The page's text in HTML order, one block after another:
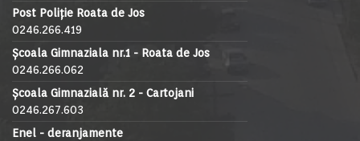
Post Poliție Roata de Jos
0246.266.419
Școala Gimnaziala nr.1 - Roata de Jos
0246.266.062
Școala Gimnazială nr. 2 - Cartojani
0246.267.603
Enel - deranjamente